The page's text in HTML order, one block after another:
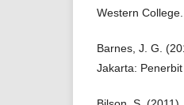
Western College.
Barnes, J. G.
Jakarta: Penerbit